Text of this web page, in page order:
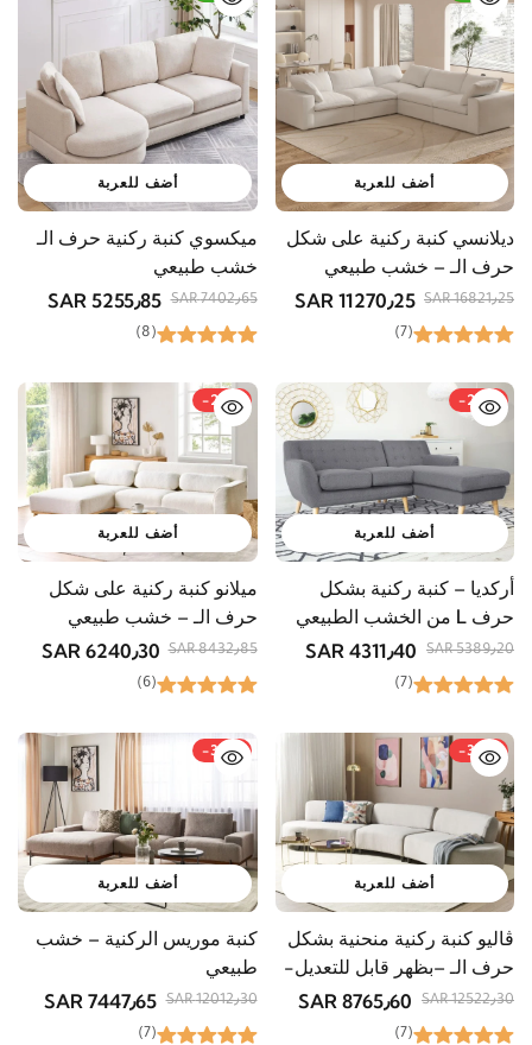
اشترك الآن
أضف للعربة
ديلانسي كنبة ركنية على شكل
حرف الـ – خشب طبيعي
16821٫25 SAR 11270٫25 SAR
(7)
أضف للعربة
ميكسوي كنبة ركنية حرف الـ
خشب طبيعي
7402٫65 SAR 5255٫85 SAR
(8)
-20%
أضف للعربة
أركديا – كنبة ركنية بشكل
حرف L من الخشب الطبيعي
5389٫20 SAR 4311٫40 SAR
(7)
-26%
أضف للعربة
ميلانو كنبة ركنية على شكل
حرف الـ – خشب طبيعي
8432٫85 SAR 6240٫30 SAR
(6)
-30%
أضف للعربة
ڤاليو كنبة ركنية منحنية بشكل
حرف الـ –بظهر قابل للتعديل-
خشب طبيعي
12522٫30 SAR 8765٫60 SAR
(7)
-38%
أضف للعربة
كنبة موريس الركنية – خشب
طبيعي
12012٫30 SAR 7447٫65 SAR
(7)